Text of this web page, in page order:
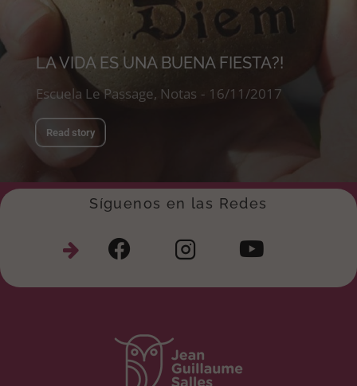
LA VIDA ES UNA BUENA FIESTA?!
Escuela Le Passage, Notas 16/11/2017
Read story
Síguenos en las Redes